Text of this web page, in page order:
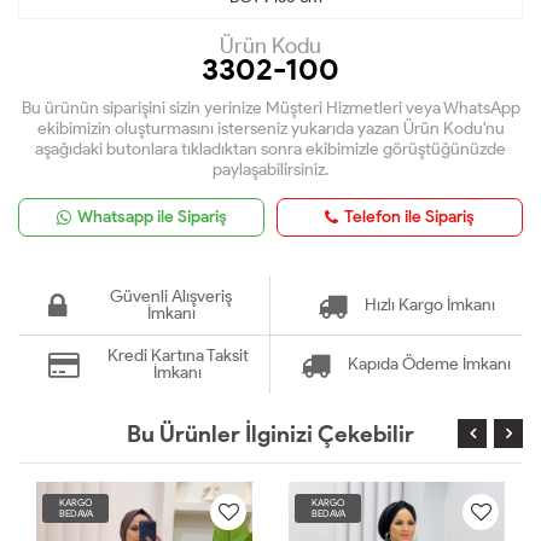
Ürün Kodu
3302-100
Bu ürünün siparişini sizin yerinize Müşteri Hizmetleri veya WhatsApp
ekibimizin oluşturmasını isterseniz yukarıda yazan Ürün Kodu'nu
aşağıdaki butonlara tıkladıktan sonra ekibimizle görüştüğünüzde
paylaşabilirsiniz.
Whatsapp ile Sipariş Telefon ile Sipariş
Güvenli Alışveriş
İmkanı
Hızlı Kargo İmkanı
Kredi Kartına Taksit
İmkanı
Kapıda Ödeme İmkanı
Bu Ürünler İlginizi Çekebilir
KARGO
BEDAVA
KARGO
BEDAVA